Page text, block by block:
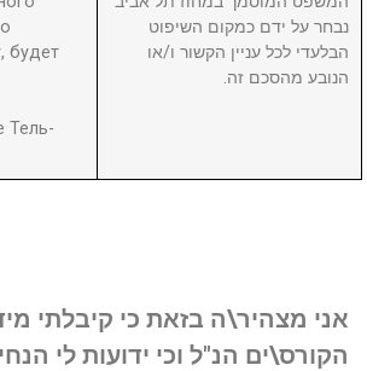
будет
Тель-
נבחר על ידם כמקום השיפוט
הבלעדי לכל עניין הקשור ו/או
הנובע מהסכם זה.
אני מצהיר\ה בזאת כי קיבלתי
הקורס\ים הנ"ל וכי ידועות לי